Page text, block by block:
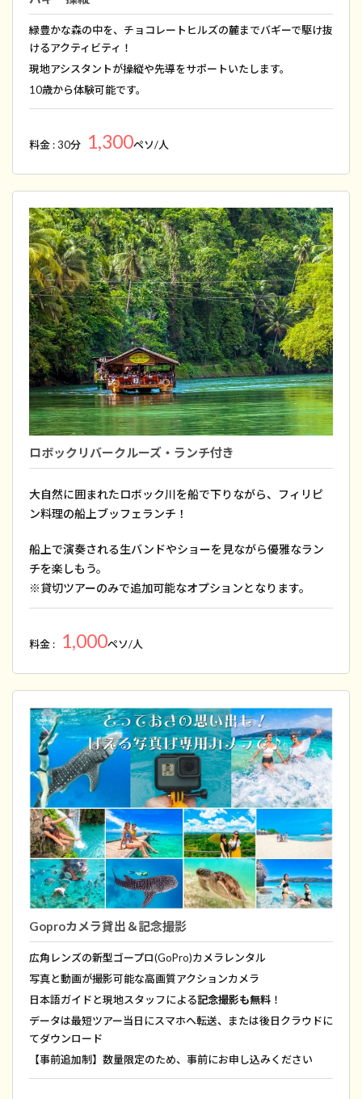
緑豊かな森の中を、チョコレートヒルズの麓までバギーで駆け抜
けるアクティビティ！
現地アシスタントが操縦や先導をサポートいたします。
10歳から体験可能です。
料金 : 30分 1,300ペソ/人
ロボックリバークルーズ・ランチ付き
大自然に囲まれたロボック川を船で下りながら、フィリピ
ン料理の船上ブッフェランチ！
船上で演奏される生バンドやショーを見ながら優雅なラン
チを楽しもう。
※貸切ツアーのみで追加可能なオプションとなります。
料金 : 1,000ペソ/人
Goproカメラ貸出＆記念撮影
広角レンズの新型ゴープロ(GoPro)カメラレンタル
写真と動画が撮影可能な高画質アクションカメラ
日本語ガイドと現地スタッフによる記念撮影も無料 ！
データは最短ツアー当日にスマホへ転送、または後日クラウドに
てダウンロード
【事前追加制】数量限定のため、事前にお申し込みください